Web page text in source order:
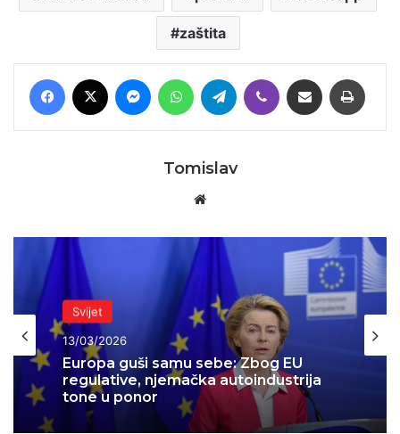
zaštita
Facebook MessengerWhatsAppTelegram Viber Podijeli putem E-maila
Tomislav
Svijet
13/03/2026
Svijet
13/03/2026
AI revolucija počela: Oracle sprema
otkaze za desetke tisuća ljudi